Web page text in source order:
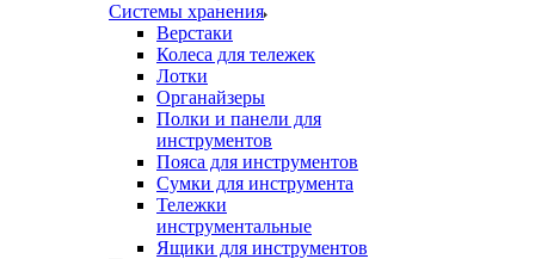
Системы хранения
Верстаки
Колеса для тележек
Лотки
Органайзеры
Полки и панели для
инструментов
Пояса для инструментов
Сумки для инструмента
Тележки
инструментальные
Ящики для инструментов